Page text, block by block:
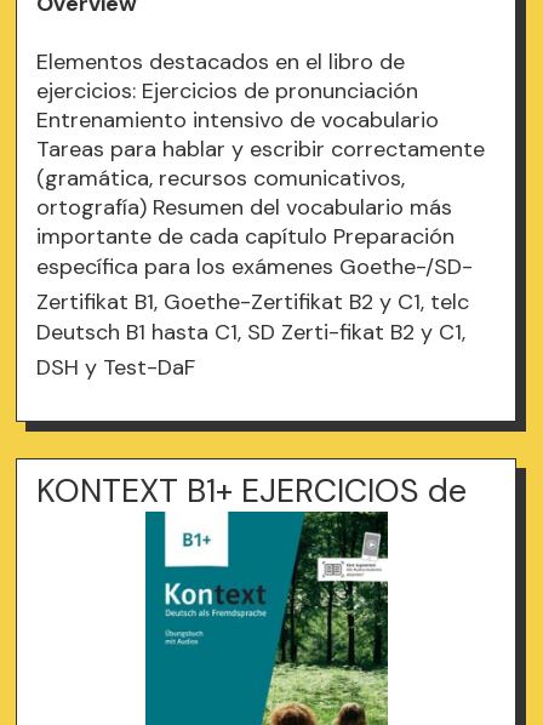
Elementos destacados en el libro de
ejercicios: Ejercicios de pronunciación
Entrenamiento intensivo de vocabulario
Tareas para hablar y escribir correctamente
(gramática, recursos comunicativos,
ortografía) Resumen del vocabulario más
importante de cada capítulo Preparación
específica para los exámenes Goethe-/SD-
Zertifikat B1, Goethe-Zertifikat B2 y C1, telc
Deutsch B1 hasta C1, SD Zerti-fikat B2 y C1,
DSH y Test-DaF
KONTEXT B1+ EJERCICIOS de